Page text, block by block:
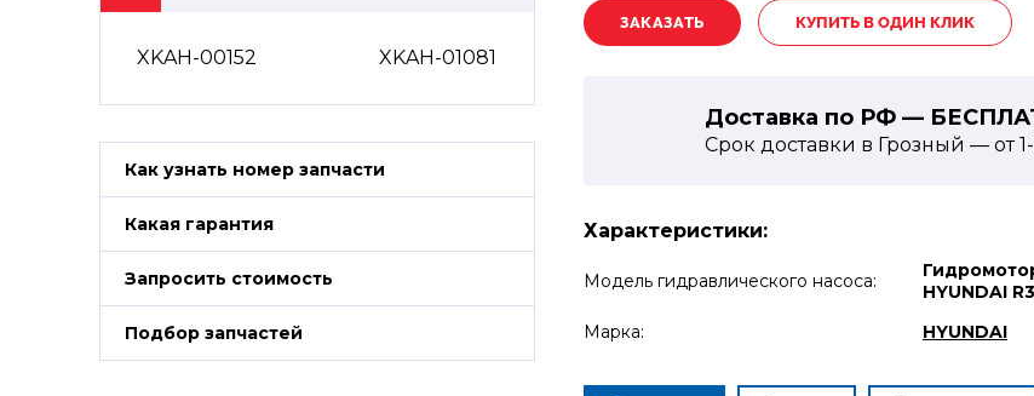
XKAH-00152 XKAH-01081
Как узнать номер запчасти
Какая гарантия
Запросить стоимость
Подбор запчастей
КУПИТЬ В ОДИН КЛИК
Доставка по РФ —
Срок доставки в Грозный — от
Характеристики:
Модель гидравлического насоса:
HYUNDAI
Марка:
HYUNDAI